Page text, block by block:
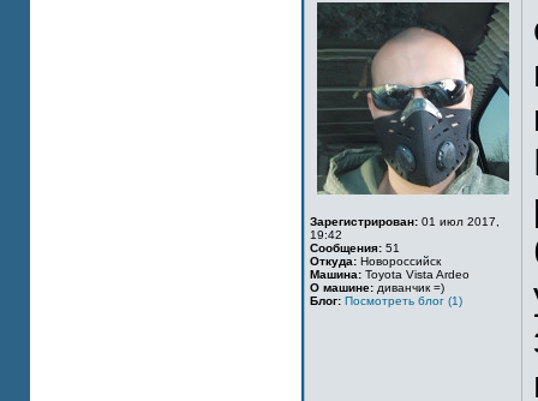
Зарегистрирован: 01 июл 2017,
19:42
Сообщения: 51
Откуда: Новороссийск
Машина: Toyota Vista Ardeo
О машине: диванчик =)
Блог: Посмотреть блог (1)